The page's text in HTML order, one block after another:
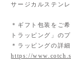
サージカルステン
＊ギフト包装をご
トラッピング」の
＊ラッピングの詳
https://